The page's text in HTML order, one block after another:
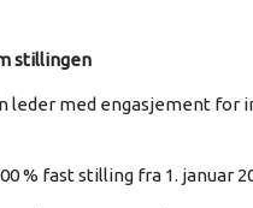
stillingen
leder med engasjement for
% fast stilling fra 1. januar